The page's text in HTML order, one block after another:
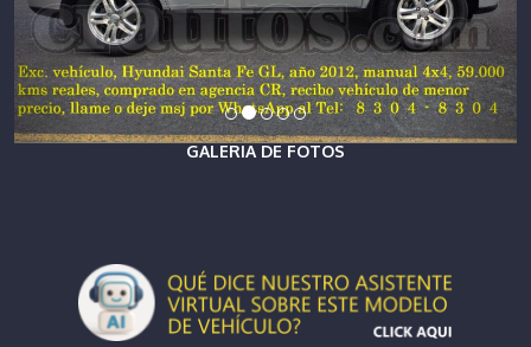
GALERIA DE FOTOS